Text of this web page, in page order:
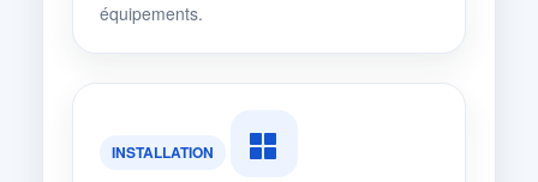
équipements.
INSTALLATION